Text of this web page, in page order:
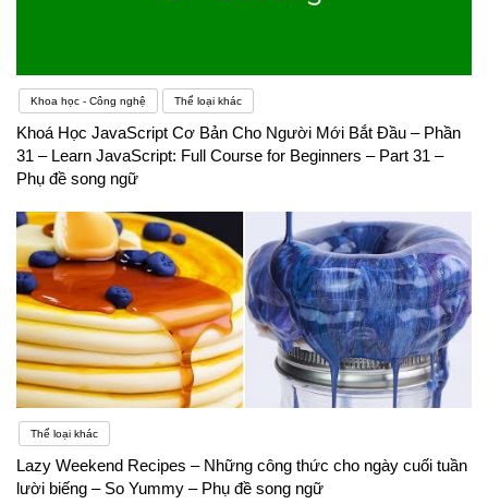
Khoa học - Công nghệ Thể loại khác
Khoá Học JavaScript Cơ Bản Cho Người Mới Bắt Đầu – Phần
31 – Learn JavaScript: Full Course for Beginners – Part 31 –
Phụ đề song ngữ
Thể loại khác
Lazy Weekend Recipes – Những công thức cho ngày cuối tuần
lười biếng – So Yummy – Phụ đề song ngữ